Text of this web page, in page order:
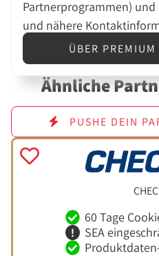
Partnerprogrammen)
und nähere
ÜBER PREMIUM
Ähnliche
PUSHE DEIN
60 Tage
SEA